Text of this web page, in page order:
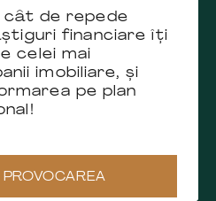
cât de repede
financiare îți
celei mai
imobiliare, și
pe plan